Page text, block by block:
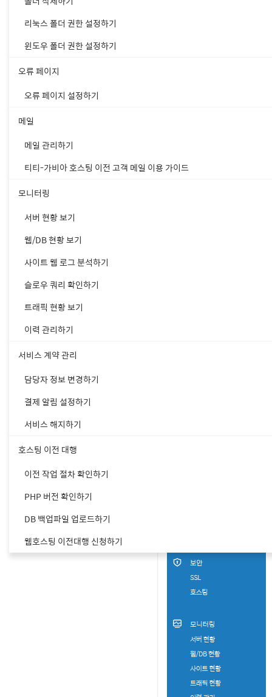
① [호스팅 관리 콘솔 > 호스
리눅스 폴더 권한 설정하기
윈도우 폴더 권한 설정하기
오류 페이지
오류 페이지 설정하기
메일
메일 관리하기
티티-가비아 호스팅 이전 고객 메일 이용 가이드
모니터링
서버 현황 보기
웹/DB 현황 보기
사이트 웹 로그 분석하기
슬로우 쿼리 확인하기
트래픽 현황 보기
이력 관리하기
서비스 계약 관리
담당자 정보 변경하기
결제 알림 설정하기
서비스 해지하기
호스팅 이전 대행
이전 작업 절차 확인하기
PHP 버전 확인하기
DB 백업파일 업로드하기
웹호스팅 이전대행 신청하기